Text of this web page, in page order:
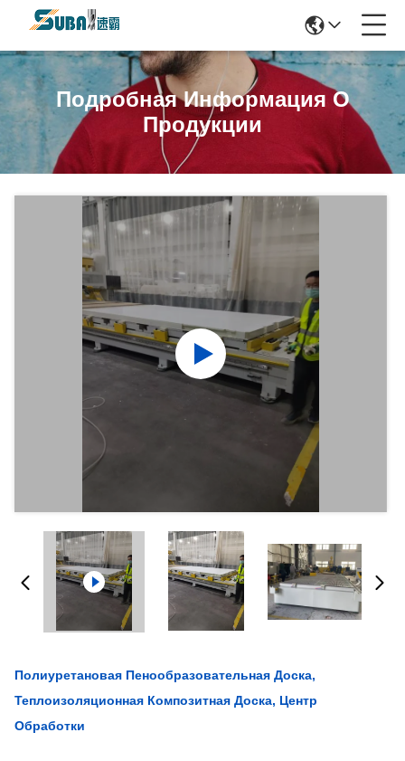
Подробная Информация О
Продукции
Полиуретановая Пенообразовательная Доска,
Теплоизоляционная Композитная Доска, Центр
Обработки